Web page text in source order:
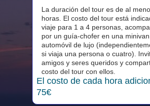
La duración del tour es de al
horas. El costo del tour está
viaje para 1 a 4 personas,
por un guía-chofer en una
automóvil de lujo
si viaja una persona o cuatro).
amigos y seres queridos y
costo del tour con ellos.
El costo de cada hora
75€